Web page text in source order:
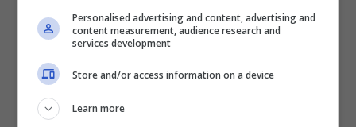
danese è ormai imprescindibile per gli equilibri
dei rossoblù, oltre che fondamentale nello
sviluppo del gioco. Il lavoro del tecnico su di
lui sta consegnando agli emiliani un giocatore
completo capace di ricoprire più ruoli
Personalised advertising and content, advertising and
content measurement, audience research and
services development
Store and/or access information on a device
Learn more